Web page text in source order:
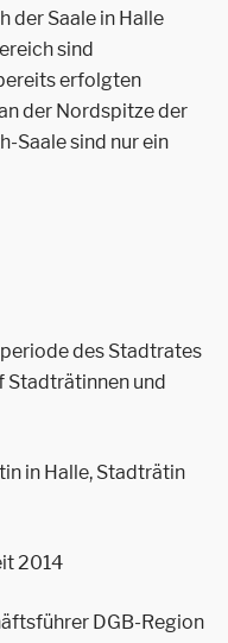
der Saale in Halle
sind
erfolgten
der Nordspitze der
Saale sind nur ein
des Stadtrates
Stadträtinnen und
in Halle, Stadträtin
2014
DGB-Region